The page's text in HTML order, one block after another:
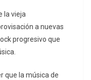
la vieja
a nuevas
progresivo que
que la música de